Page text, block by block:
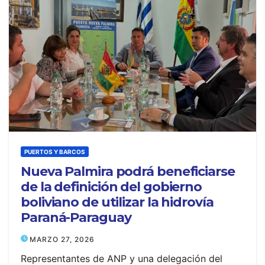
PUERTOS Y BARCOS
Nueva Palmira podrá beneficiarse
de la definición del gobierno
boliviano de utilizar la hidrovía
Paraná-Paraguay
MARZO 27, 2026
Representantes de ANP y una delegación del